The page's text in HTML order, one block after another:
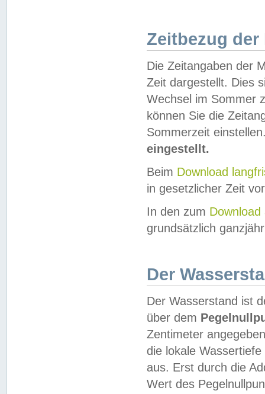
Zeitbezug der
Die Zeitangaben der
Zeit dargestellt. Dies
Wechsel im Sommer
können Sie die
Sommerzeit
eingestellt.
Beim Download
in gesetzlicher Zeit
In den zum Download
grundsätzlich
Der
Der Wasserstand ist
über dem
Zentimeter
die lokale
aus. Erst durch die
Wert des